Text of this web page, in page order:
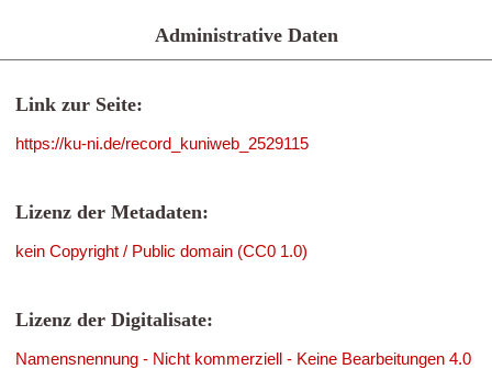
Administrative Daten
Link zur Seite:
https://ku-ni.de/record_kuniweb_2529115
Lizenz der Metadaten:
kein Copyright / Public domain (CC0 1.0)
Lizenz der Digitalisate:
Namensnennung - Nicht kommerziell - Keine Bearbeitungen 4.0